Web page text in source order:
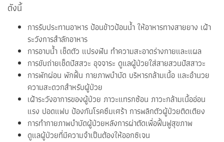
ดังนี้
การรับประทานอาหาร ป้อนข้าวป้อนน้ำ ให้อาหารทางสายยาง เฝ้า
ระวังการสำลักอาหาร
การอาบน้ำ เช็ดตัว แปรงฟัน ทำความสะอาดร่างกายและแผล
การขับถ่ายเช็ดปัสสวะ อุจจาระ ดูแลผู้ป่วยใส่สายสวนปัสสาวะ
การพักผ่อน พักฟื้น กายภาพบำบัด บริหารกล้ามเนื้อ และอำนวย
ความสะดวกสำหรับผู้ป่วย
เฝ้าระวังอาการของผู้ป่วย ภาวะแทรกซ้อน ภาวะกล้ามเนื้ออ่อน
แรง ปอดแฟบ ป้องกันโรคซึมเศร้า การพลิกตัวผู้ป่วยติดเตียง
การทำกายภาพบำบัดผู้ป่วยหลังการผ่าตัดเพื่อฟื้นฟูสุขภาพ
ดูแลผู้ป่วยที่มีความจำเป็นต้องให้ออกซิเจน